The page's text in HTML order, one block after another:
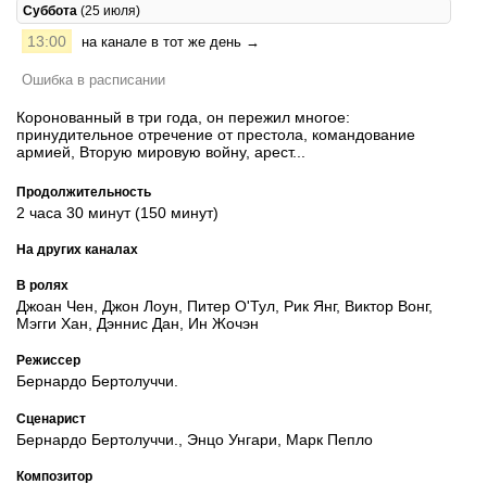
Суббота (25 июля)
13:00 на канале в тот же день →
Ошибка в расписании
Коронованный в три года, он пережил многое:
принудительное отречение от престола, командование
армией, Вторую мировую войну, арест...
Продолжительность
2 часа 30 минут (150 минут)
На других каналах
В ролях
Джоан Чен, Джон Лоун, Питер О'Тул, Рик Янг, Виктор Вонг,
Мэгги Хан, Дэннис Дан, Ин Жочэн
Режиссер
Бернардо Бертолуччи.
Сценарист
Бернардо Бертолуччи., Энцо Унгари, Марк Пепло
Композитор